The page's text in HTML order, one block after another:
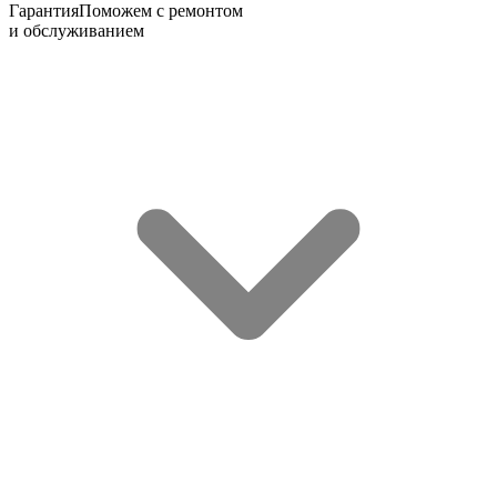
ГарантияПоможем с ремонтом
и обслуживанием